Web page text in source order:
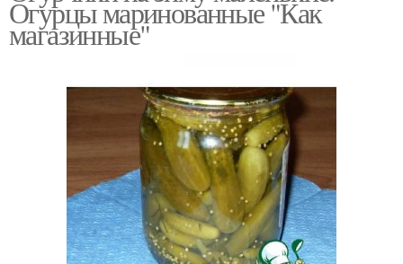
Огурцы маринованные "Как
магазинные"